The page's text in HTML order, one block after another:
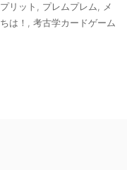
リット プレムプレム
メ
は！ 考古学カードゲーム